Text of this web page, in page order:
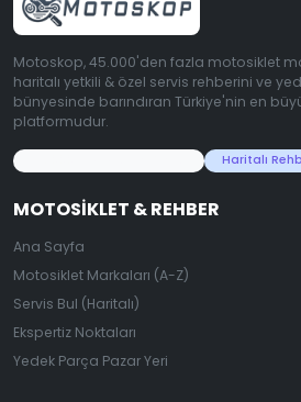
Motoskop, 45.000'den fazla motosiklet
haritalı yetkili & özel servis rehberini ve
bünyesinde barındıran Türkiye'nin en
platformudur.
Haritalı
MOTOSIKLET & REHBER
Ana Sayfa
Motosiklet Markaları (A-Z)
Servis Bul (Haritalı)
Ekspertiz Noktaları
Yedek Parça Pazar Yeri